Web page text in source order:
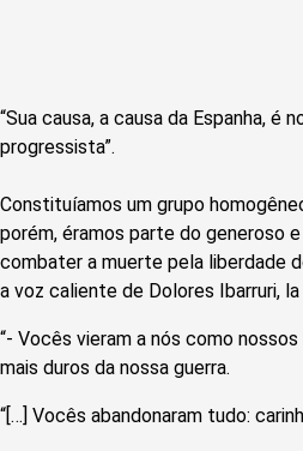
“Sua causa, a causa da Espanha, é
progressista”.
Constituíamos um grupo
porém, éramos parte do generoso
combater a muerte pela liberdade
a voz caliente de Dolores Ibarruri,
“- Vocês vieram a nós como
mais duros da nossa guerra.
“[…] Vocês abandonaram tudo: